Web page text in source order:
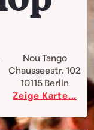
Nou Tango
Chausseestr. 102
10115 Berlin
Zeige Karte...